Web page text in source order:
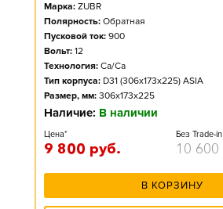
Марка: ZUBR
Полярность: Обратная
Пусковой ток: 900
Вольт: 12
Технология: Ca/Ca
Тип корпуса: D31 (306x173x225) ASIA
Размер, мм: 306x173x225
Наличие: В наличии
Цена*
9 800 руб.
Без Trade-in
10 600
В КОРЗИНУ